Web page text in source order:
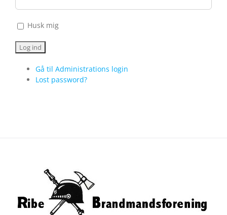
Husk mig
Gå til Administrations login
Lost password?